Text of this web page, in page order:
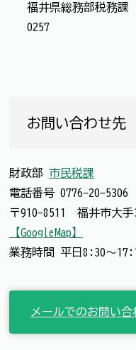
福井県総務部税務
0257
お問い合わせ先
財政部 市民税課
電話番号 0776-20-5306
〒910-8511 福井市大
【GoogleMap】
業務時間 平日8:30～
メールでのお問い合